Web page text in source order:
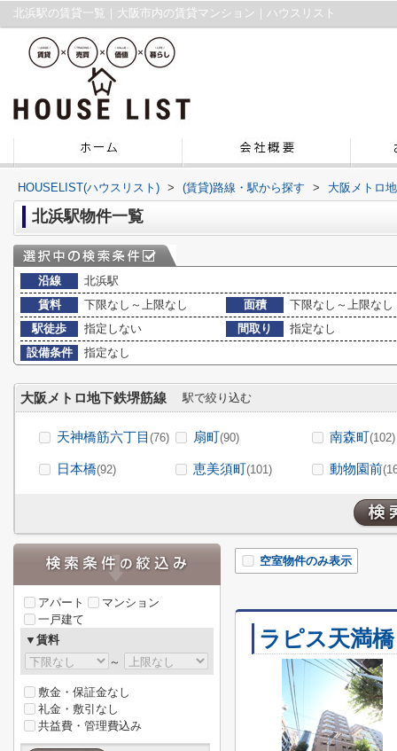
北浜駅の賃貸一覧｜大阪市内の賃貸マンション｜ハウスリスト
HOUSELIST(ハウスリスト) > (賃貸)路線・駅から探す > 大阪メトロ
北浜駅物件一覧
沿線
北浜駅
賃料
下限なし～上限なし 面積
下限なし～上限なし
駅徒歩
指定しない 間取り
指定なし
設備条件
指定なし
大阪メトロ地下鉄堺筋線 駅で絞り込む
天神橋筋六丁目 (76) 扇町(90) 南森町(102)
日本橋(92) 恵美須町(101) 動物園前
空室物件のみ表示
ラピス天満橋
アパート
マンション
一戸建て
▼賃料
～
敷金・保証金なし
礼金・敷引なし
共益費・管理費込み